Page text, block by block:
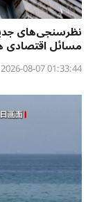
نظرسنجی‌‌های
مسائل اقتصادی
01:33:44 2026-08-07